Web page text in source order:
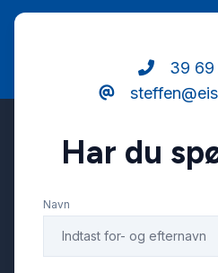
39
Har du
Navn